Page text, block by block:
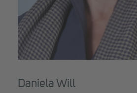
Daniela Will